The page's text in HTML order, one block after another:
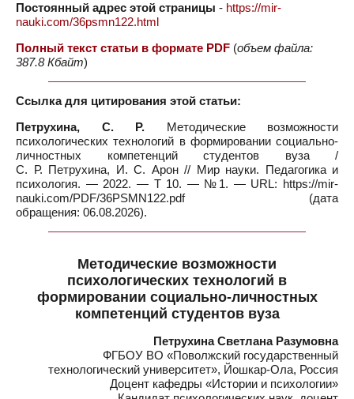
Постоянный адрес этой страницы - https://mir-
nauki.com/36psmn122.html
Полный текст статьи в формате PDF (объем файла:
387.8 Кбайт)
Ссылка для цитирования этой статьи:
Петрухина, С. Р. Методические возможности
психологических технологий в формировании социально-
личностных компетенций студентов вуза /
С. Р. Петрухина, И. С. Арон // Мир науки. Педагогика и
психология. — 2022. — Т 10. — №1. — URL: https://mir-
nauki.com/PDF/36PSMN122.pdf (дата
обращения: 06.08.2026).
Методические возможности
психологических технологий в
формировании социально-личностных
компетенций студентов вуза
Петрухина Светлана Разумовна
ФГБОУ ВО «Поволжский государственный
технологический университет», Йошкар-Ола, Россия
Доцент кафедры «Истории и психологии»